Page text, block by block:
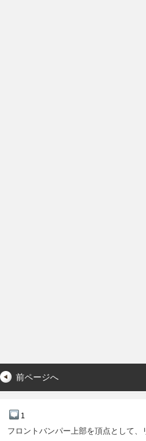
前ページへ
1
フロントバンパー上部を頂点として